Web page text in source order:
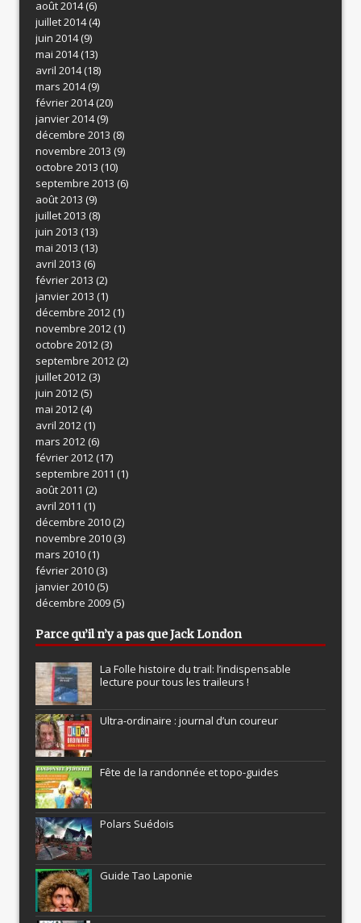
août 2014(6)
juillet 2014(4)
juin 2014(9)
mai 2014(13)
avril 2014(18)
mars 2014(9)
février 2014(20)
janvier 2014(9)
décembre 2013 (8)
novembre 2013 (9)
octobre 2013 (10)
septembre 2013 (6)
août 2013 (9)
juillet 2013 (8)
juin 2013 (13)
mai 2013 (13)
avril 2013 (6)
février 2013 (2)
janvier 2013 (1)
décembre 2012(1)
novembre 2012(1)
octobre 2012(3)
septembre 2012(2)
juillet 2012(3)
juin 2012(5)
mai 2012(4)
avril 2012(1)
mars 2012(6)
février 2012(17)
septembre 2011 (1)
août 2011 (2)
avril 2011 (1)
décembre 2010(2)
novembre 2010(3)
mars 2010(1)
février 2010(3)
janvier 2010(5)
décembre 2009(5)
Parce qu’il n’y a pas que Jack London
La Folle histoire du trail: l’indispensable
lecture pour tous les traileurs !
Ultra-ordinaire : journal d’un coureur
Fête de la randonnée et topo-guides
Polars Suédois
Guide Tao Laponie